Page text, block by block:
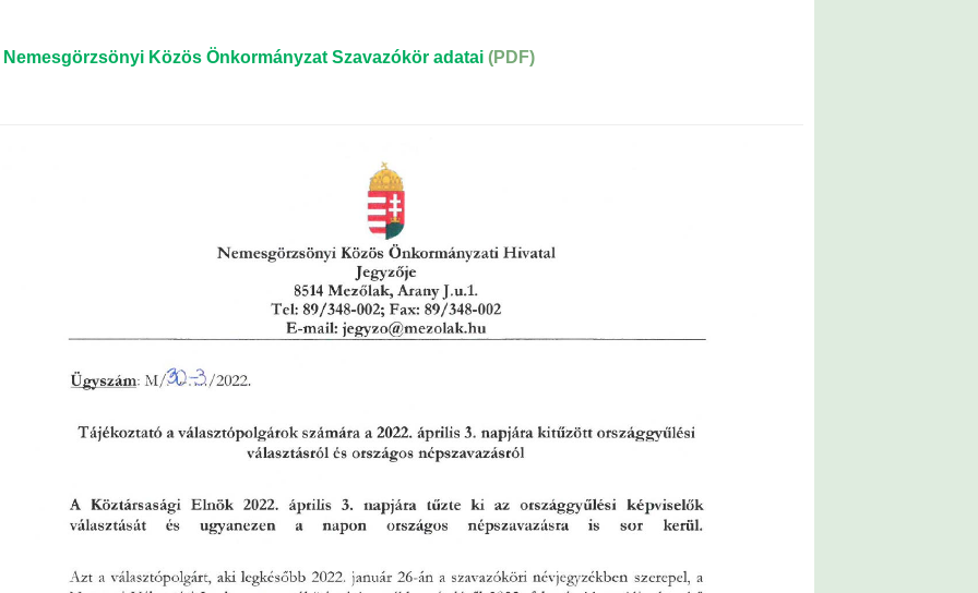
Nemesgörzsönyi Közös Önkormányzat Szavazókör adatai (PDF)